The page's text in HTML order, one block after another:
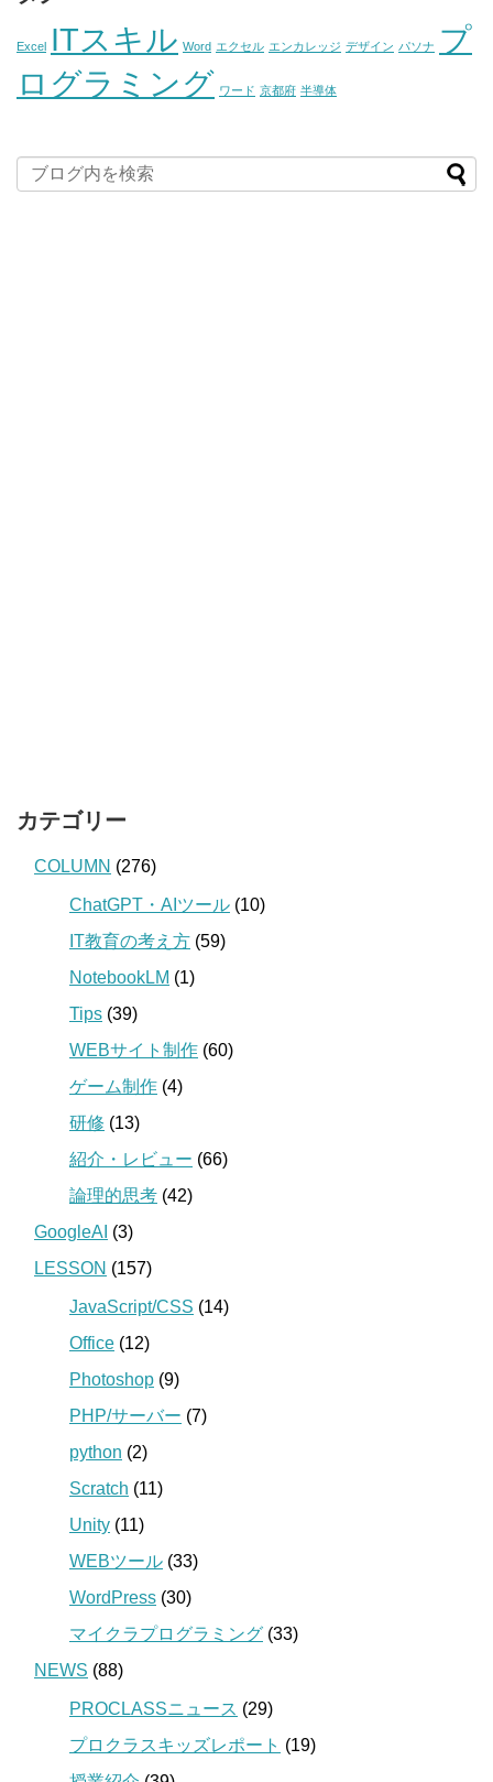
Excel ITスキル Word エクセル エンカレッジ デザイン パソナ プ
ログラミング ワード 京都府 半導体
カテゴリー
COLUMN (276)
ChatGPT・AIツール (10)
IT教育の考え方 (59)
NotebookLM (1)
Tips (39)
WEBサイト制作 (60)
ゲーム制作 (4)
研修 (13)
紹介・レビュー (66)
論理的思考 (42)
GoogleAI (3)
LESSON (157)
JavaScript/CSS (14)
Office (12)
Photoshop (9)
PHP/サーバー (7)
python (2)
Scratch (11)
Unity (11)
WEBツール (33)
WordPress (30)
マイクラプログラミング (33)
NEWS (88)
PROCLASSニュース (29)
プロクラスキッズレポート (19)